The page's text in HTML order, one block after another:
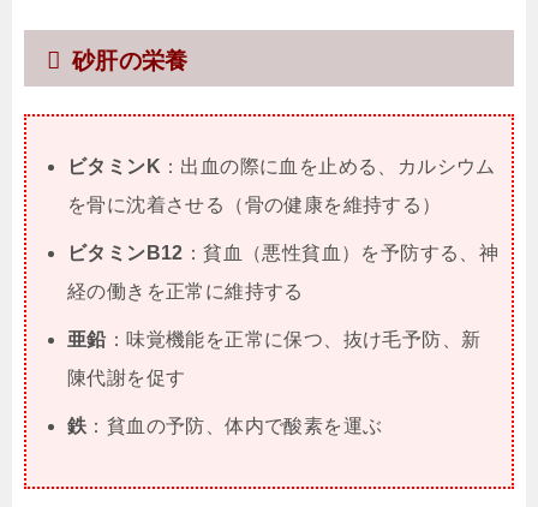
砂肝の栄養
ビタミンK ：出血の際に血を止める、カルシウム
を骨に沈着させる（骨の健康を維持する）
ビタミンB12 ：貧血（悪性貧血）を予防する、神
経の働きを正常に維持する
亜鉛：味覚機能を正常に保つ、抜け毛予防、新
陳代謝を促す
鉄 ：貧血の予防、体内で酸素を運ぶ